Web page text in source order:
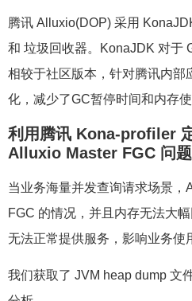
腾讯 Alluxio(DOP) 采用
和 垃圾回收器。KonaJDK 对于
相较于社区版本，针对腾讯内部
化，减少了GC暂停时间和内存使
利用腾讯 Kona-profiler
AlluxioMaster FGC 问题
当业务海量并发查询请求场景，
FGC 的情况，并且内存无法大
无法正常提供服务，影响业务使
我们获取了 JVM heap dump 文
分析。